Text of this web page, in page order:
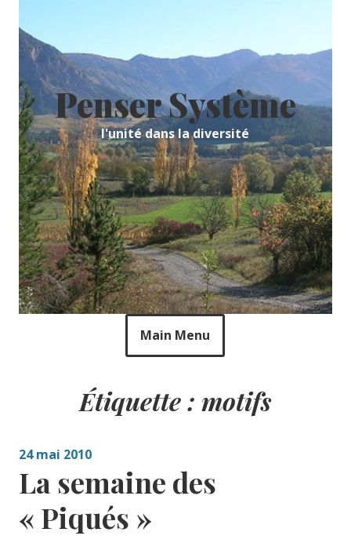
content
Penser Système
l'unité dans la diversité
Main Menu
Étiquette : motifs
24 mai 2010
La semaine des
« Piqués »